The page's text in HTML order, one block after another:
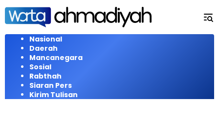
Langsung
konten
Nasional
Daerah
Mancanegara
Sosial
Rabthah
Siaran Pers
Kirim Tulisan